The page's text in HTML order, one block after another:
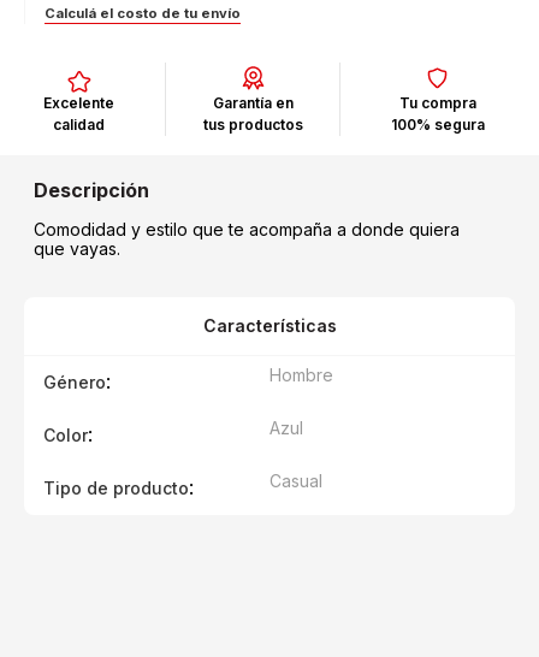
Calculá el costo de tu envío
Excelente
calidad
Garantía en
tus productos
Tu compra
100% segura
Comodidad y estilo que te acompaña a donde quiera
que vayas.
Características
Género: Hombre
Color: Azul
Tipo de producto: Casual